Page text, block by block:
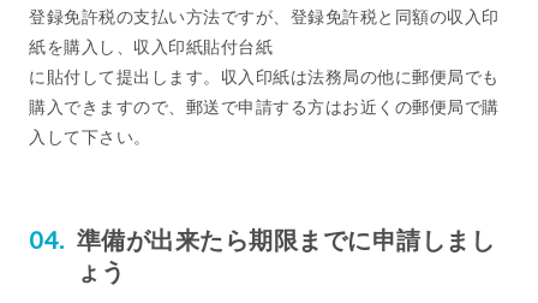
登録免許税の支払い方法ですが、登録免許税と同額の収入印
紙を購入し、収入印紙貼付台紙
に貼付して提出します。収入印紙は法務局の他に郵便局でも
購入できますので、郵送で申請する方はお近くの郵便局で購
入して下さい。
準備が出来たら期限までに申請しまし
ょう